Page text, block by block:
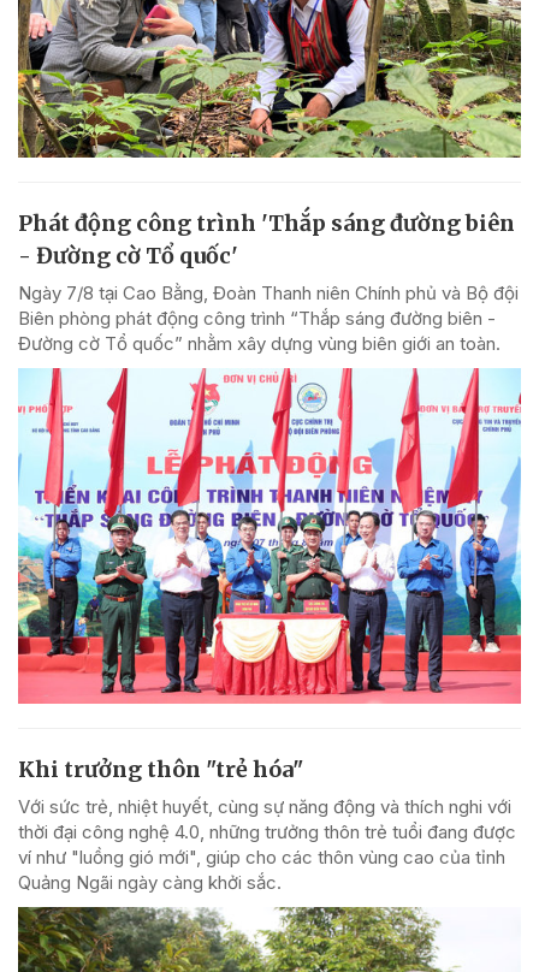
Phát động công trình 'Thắp sáng đường biên
- Đường cờ Tổ quốc'
Ngày 7/8 tại Cao Bằng, Đoàn Thanh niên Chính phủ và Bộ đội
Biên phòng phát động công trình “Thắp sáng đường biên -
Đường cờ Tổ quốc” nhằm xây dựng vùng biên giới an toàn.
Khi trưởng thôn "trẻ hóa"
Với sức trẻ, nhiệt huyết, cùng sự năng động và thích nghi với
thời đại công nghệ 4.0, những trưởng thôn trẻ tuổi đang được
ví như "luồng gió mới", giúp cho các thôn vùng cao của tỉnh
Quảng Ngãi ngày càng khởi sắc.